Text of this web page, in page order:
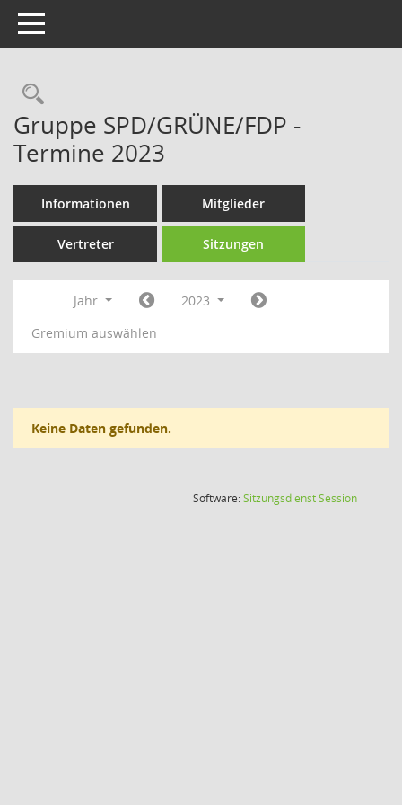
Toggle navigation
Rechercheauswahl
Gruppe SPD/GRÜNE/FDP -
Termine 2023
Informationen Mitglieder
Vertreter Sitzungen
Jahr
2023
Gremium auswählen
Keine Daten gefunden.
Software:SitzungsdienstSession(Wird in